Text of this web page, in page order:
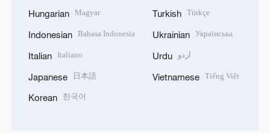
Hungarian Magyar
Indonesian Bahasa Indonesia
Italian Italiano
Japanese 日本語
Korean 한국어
Turkish Türkçe
Ukrainian Українська
Urdu اردو
Vietnamese Tiếng Việt